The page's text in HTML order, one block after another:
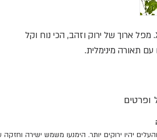
הפוטוס הקלאסי ואהוב- עכשיו בגרסת XXL. מפל ארוך של ירוק וזהב, הכי נוח וקל
עם תאורה מינימלית.
ופרטים
יהיו ירוקים יותר. הימנעו משמש ישירה